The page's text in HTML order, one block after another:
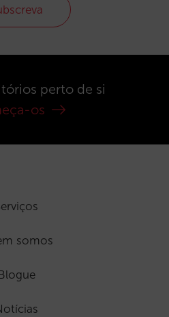
perto de si
os
somos
Blogue